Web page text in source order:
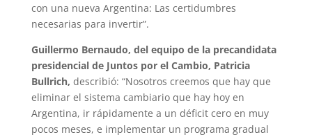
con una nueva Argentina: Las certidumbres
necesarias para invertir”.
Guillermo Bernaudo, del equipo de la precandidata
presidencial de Juntos por el Cambio, Patricia
Bullrich, describió: “Nosotros creemos que hay que
eliminar el sistema cambiario que hay hoy en
Argentina, ir rápidamente a un déficit cero en muy
pocos meses, e implementar un programa gradual